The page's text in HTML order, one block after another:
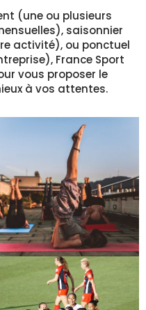
(une ou plusieurs
saisonnier
activité), ou ponctuel
France Sport
vous proposer le
à vos attentes.